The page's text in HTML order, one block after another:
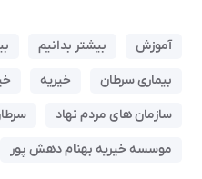
آموزش بیشتر بدانیم
بیماری سرطان
خیریه
سازمان های مردم نهاد
موسسه خیریه بهنام دهش پور